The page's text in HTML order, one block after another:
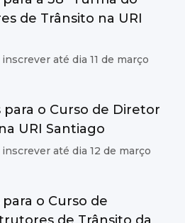
de Trânsito na URI
até dia 11 de março
o Curso de Diretor
URI Santiago
até dia 12 de março
o Curso de